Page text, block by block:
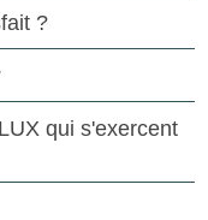
?
qui s'exercent